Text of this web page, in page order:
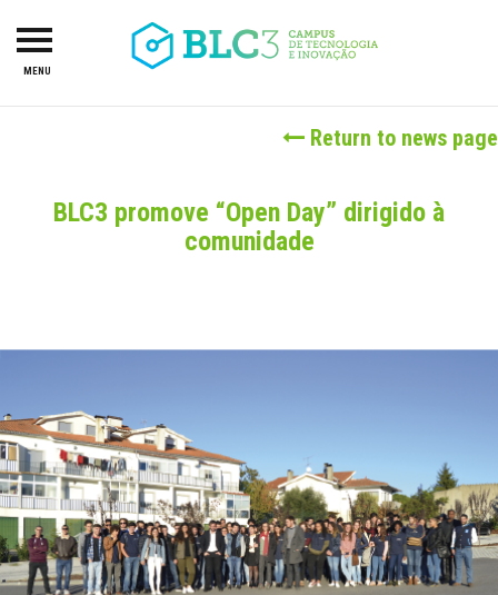
CAMPUS
INVESTORS
SERVICES
NEWS
CONTACT US
MENU
Return to news page
BLC3 promove “Open Day” dirigido à
comunidade